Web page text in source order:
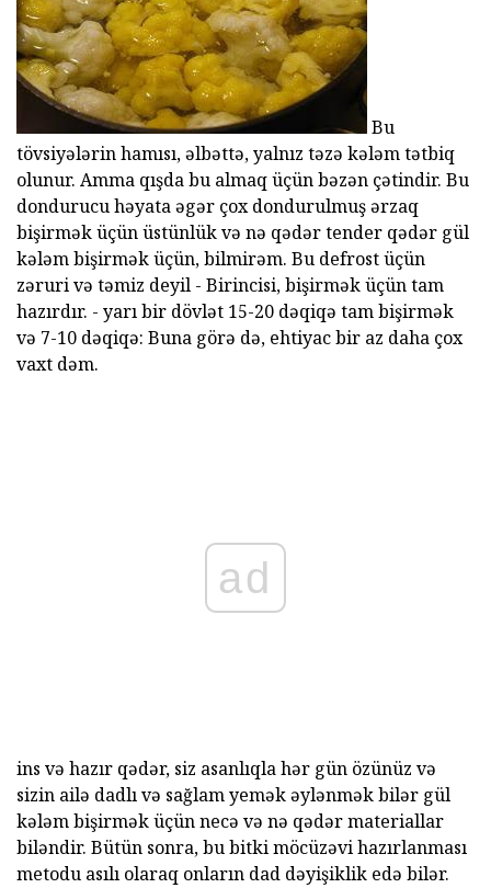
Bu
tövsiyələrin hamısı, əlbəttə, yalnız təzə kələm tətbiq
olunur. Amma qışda bu almaq üçün bəzən çətindir. Bu
dondurucu həyata əgər çox dondurulmuş ərzaq
bişirmək üçün üstünlük və nə qədər tender qədər gül
kələm bişirmək üçün, bilmirəm. Bu defrost üçün
zəruri və təmiz deyil - Birincisi, bişirmək üçün tam
hazırdır. - yarı bir dövlət 15-20 dəqiqə tam bişirmək
və 7-10 dəqiqə: Buna görə də, ehtiyac bir az daha çox
vaxt dəm.
ad
ins və hazır qədər, siz asanlıqla hər gün özünüz və
sizin ailə dadlı və sağlam yemək əylənmək bilər gül
kələm bişirmək üçün necə və nə qədər materiallar
biləndir. Bütün sonra, bu bitki möcüzəvi hazırlanması
metodu asılı olaraq onların dad dəyişiklik edə bilər.